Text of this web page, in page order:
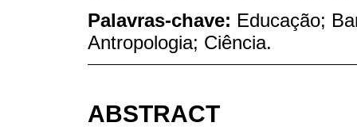
Palavras-chave: Educação;
Antropologia; Ciência.
ABSTRACT